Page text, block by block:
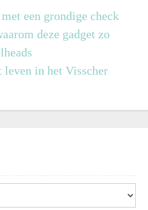
een grondige check
deze gadget zo
in het Visscher